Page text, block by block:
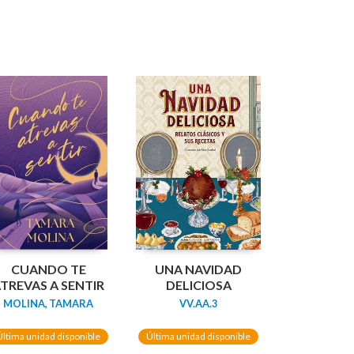
CUANDO TE
A SENTIR
MOLINA, TAMARA
unidad disponible
UNA NAVIDAD
DELICIOSA
VV.AA.3
Última unidad disponible